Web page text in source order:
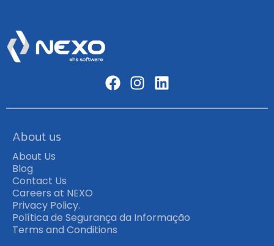
About us
About Us
Blog
Contact Us
Careers at NEXO
Privacy Policy.
Política de Segurança da Informação
Terms and Conditions